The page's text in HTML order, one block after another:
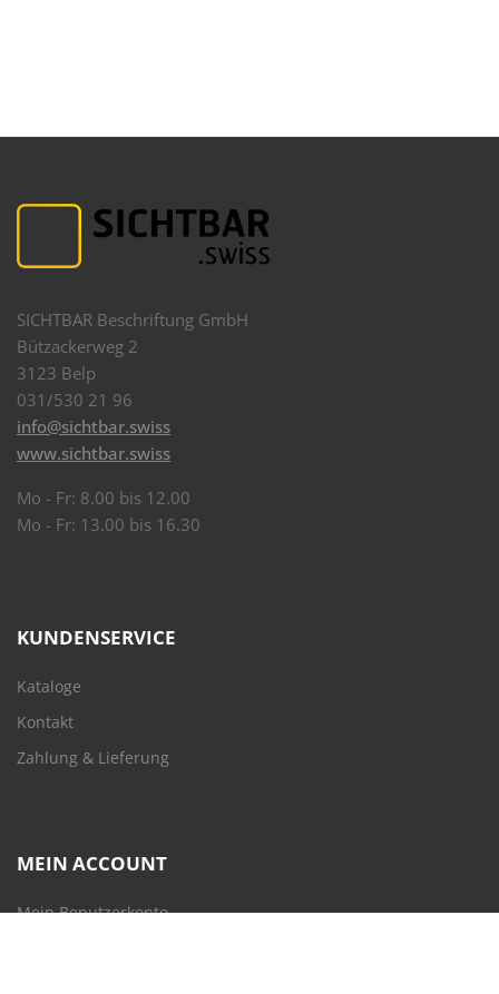
SICHTBAR Beschriftung GmbH
Bützackerweg 2
3123 Belp
031/530 21 96
info@sichtbar.swiss
www.sichtbar.swiss
Mo - Fr: 8.00 bis 12.00
Mo - Fr: 13.00 bis 16.30
KUNDENSERVICE
Kataloge
Kontakt
Zahlung & Lieferung
MEIN ACCOUNT
Mein Benutzerkonto